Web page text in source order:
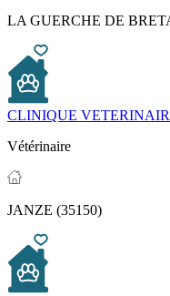
LA GUERCHE DE
CLINIQUE
Vétérinaire
JANZE (35150)